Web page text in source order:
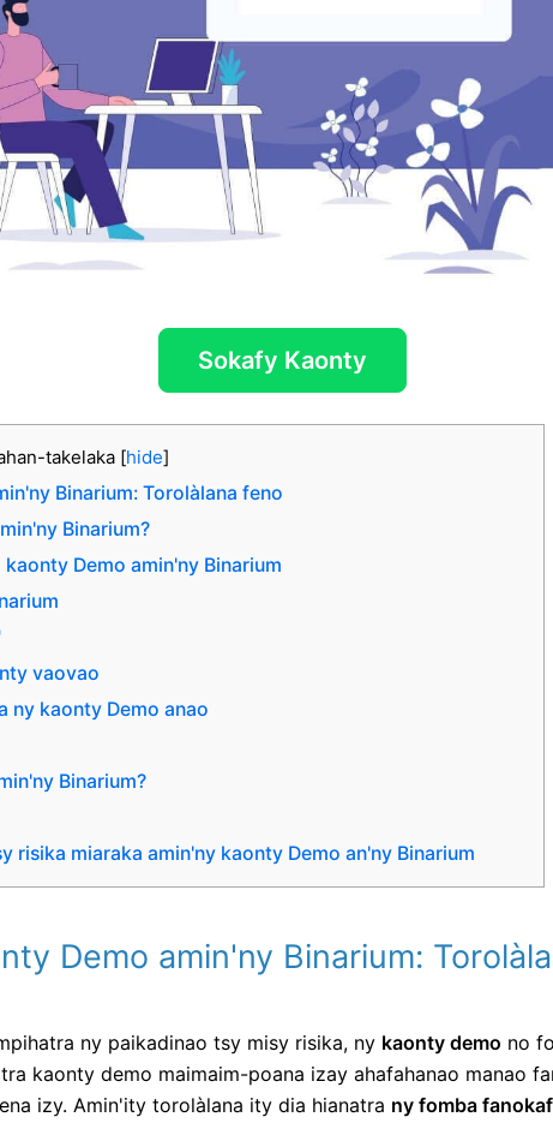
Sokafy Kaonty
takelaka [hide]
Binarium: Torolàlana feno
Binarium?
Demo amin'ny Binarium
vaovao
ny kaonty Demo anao
Binarium?
risika miaraka amin'ny kaonty Demo an'ny Binarium
Demo amin'ny Binarium:
ny paikadinao tsy misy risika, ny kaonty demo no
kaonty demo maimaim-poana izay ahafahanao manao
izy. Amin'ity torolàlana ity dia hianatra ny fomba